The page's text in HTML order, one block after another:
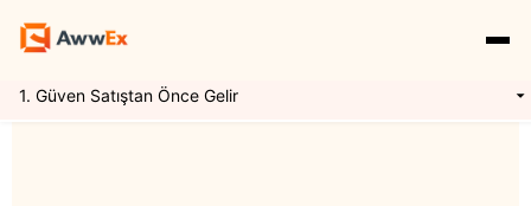
1. Güven Satıştan Önce Gelir